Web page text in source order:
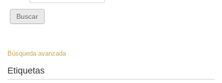
Búsqueda avanzada
Etiquetas